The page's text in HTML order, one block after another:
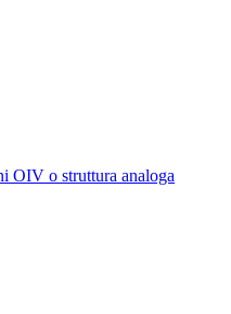
OIV o struttura analoga